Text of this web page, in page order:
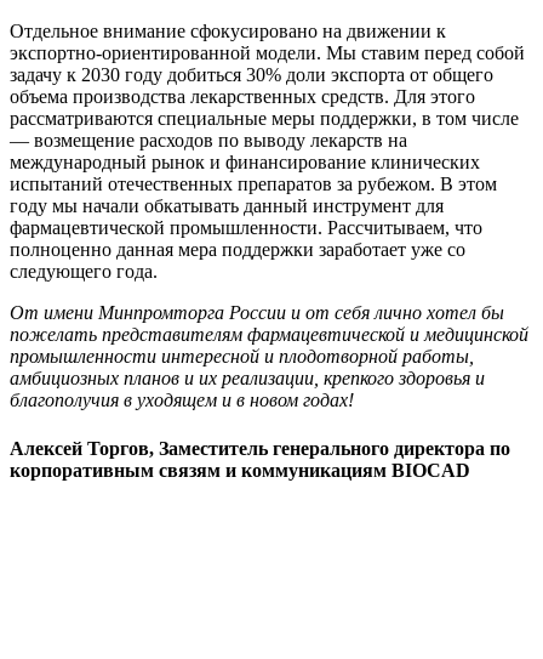
Отдельное внимание сфокусировано на движении к
экспортно-ориентированной модели. Мы ставим перед собой
задачу к 2030 году добиться 30% доли экспорта от общего
объема производства лекарственных средств. Для этого
рассматриваются специальные меры поддержки, в том числе
— возмещение расходов по выводу лекарств на
международный рынок и финансирование клинических
испытаний отечественных препаратов за рубежом. В этом
году мы начали обкатывать данный инструмент для
фармацевтической промышленности. Рассчитываем, что
полноценно данная мера поддержки заработает уже со
следующего года.
От имени Минпромторга России и от себя лично хотел бы
пожелать представителям фармацевтической и медицинской
промышленности интересной и плодотворной работы,
амбициозных планов и их реализации, крепкого здоровья и
благополучия в уходящем и в новом годах!
Алексей Торгов, Заместитель генерального директора по
корпоративным связям и коммуникациям BIOCAD